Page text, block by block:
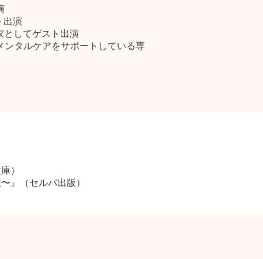
出演
としてゲスト出演
ンタルケアをサポートしている専
）
』（セルバ出版）